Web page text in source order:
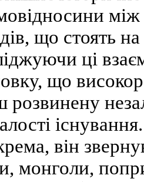
між
що стоять
ці
що
існування.
він
монголи,